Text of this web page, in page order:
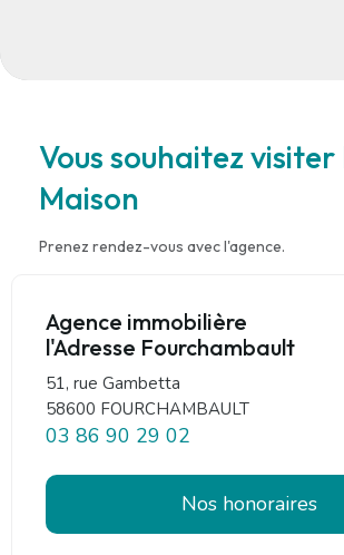
Vous souhaitez visiter
Maison
Prenez rendez-vous avec l'agence.
Agence immobilière
l'Adresse Fourchambault
51, rue Gambetta
58600 FOURCHAMBAULT
03 86 90 29 02
Nos honoraires